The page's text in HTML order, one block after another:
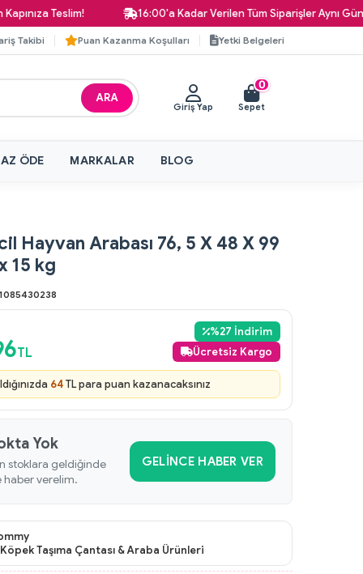
Teslim! 16:00'a Kadar Verilen Tüm Siparişler Aynı Gün
Takibi Puan Kazanma Koşulları Yetki Belgeleri
ARA
Giriş Yap
0
Sepet
ÖDE MARKALAR BLOG
Hayvan Arabası 76, 5 X 48 X 99
15 kg
TL
%27 İndirim
Ücretsiz Kargo
64TL para puan kazanacaksınız
Yok
stoklara geldiğinde
haber verelim.
GELINCE HABER VER
Köpek Taşıma Çantası & Araba Ürünleri